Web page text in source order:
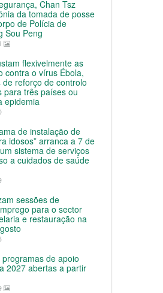
Chan Tsz
da tomada de posse
de Polícia de
Sou Peng
flexivelmente as
contra o vírus Ébola,
reforço de controlo
para três países ou
epidemia
de instalação de
idosos” arranca a 7 de
sistema de serviços
a cuidados de saúde
sessões de
para o sector
e restauração na
de apoio
2027 abertas a partir